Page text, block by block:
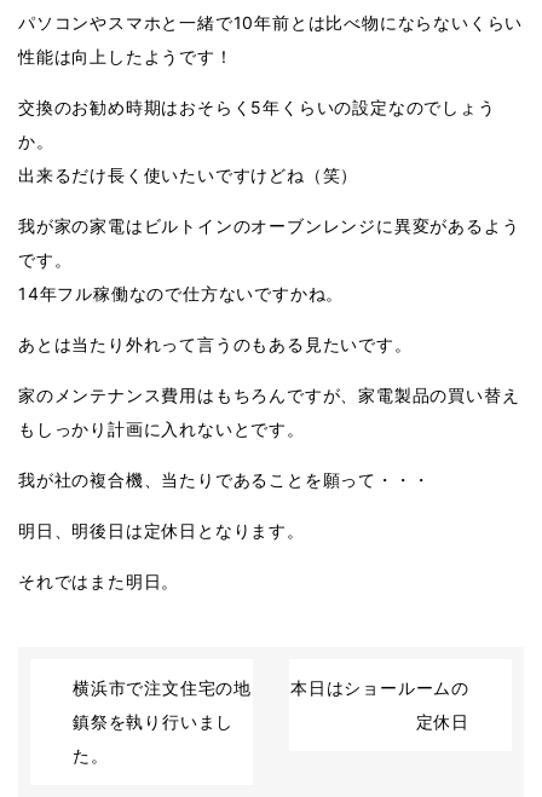
パソコンやスマホと一緒で10年前とは比べ物にならないくらい
性能は向上したようです！
交換のお勧め時期はおそらく5年くらいの設定なのでしょう
か。
出来るだけ長く使いたいですけどね（笑）
我が家の家電はビルトインのオーブンレンジに異変があるよう
です。
14年フル稼働なので仕方ないですかね。
あとは当たり外れって言うのもある見たいです。
家のメンテナンス費用はもちろんですが、家電製品の買い替え
もしっかり計画に入れないとです。
我が社の複合機、当たりであることを願って・・・
明日、明後日は定休日となります。
それではまた明日。
横浜市で注文住宅の地
鎮祭を執り行いまし
た。
本日はショールームの
定休日